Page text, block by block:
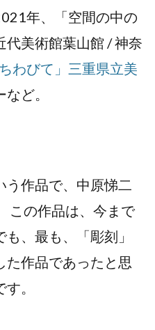
年、「空間の中の
代美術館葉山館 / 神奈
わびて」三重県立美
など。
作品で、中原悌二
この作品は、今まで
、最も、「彫刻」
た作品であったと思
。